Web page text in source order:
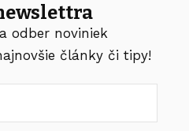
odber noviniek
články či tipy!